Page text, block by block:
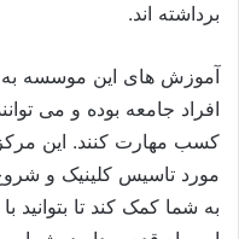
برداشته اند.
آموزش های این موسسه
افراد جامعه بوده و می
کسب مهارت کنند. این
مورد تاسیس کلینیک و
به شما کمک کند تا